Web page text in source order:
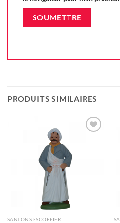
PRODUITS SIMILAIRES
SANTONS ESCOFFIER